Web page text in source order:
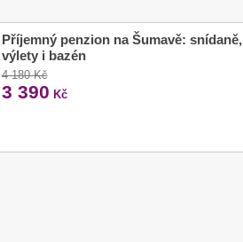
Příjemný penzion na Šumavě: snídaně,
výlety i bazén
4 180 Kč
3 390 Kč